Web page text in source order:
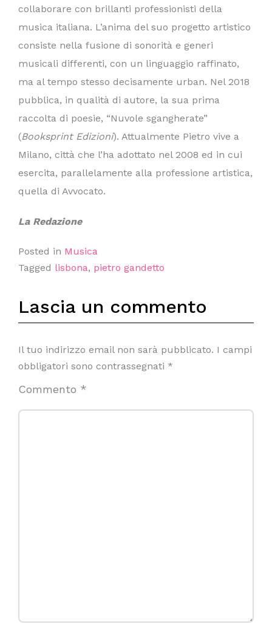
collaborare con brillanti professionisti della
musica italiana. L’anima del suo progetto artistico
consiste nella fusione di sonorità e generi
musicali differenti, con un linguaggio raffinato,
ma al tempo stesso decisamente urban. Nel 2018
pubblica, in qualità di autore, la sua prima
raccolta di poesie, “Nuvole sgangherate”
(Booksprint Edizioni). Attualmente Pietro vive a
Milano, città che l’ha adottato nel 2008 ed in cui
esercita, parallelamente alla professione artistica,
quella di Avvocato.
La Redazione
Posted in Musica
Tagged lisbona, pietro gandetto
Lascia un commento
Il tuo indirizzo email non sarà pubblicato. I campi
obbligatori sono contrassegnati *
Commento *